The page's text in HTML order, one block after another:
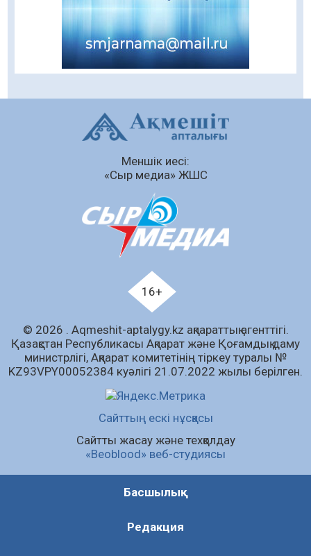
Цифрландыру саласын дамыту аясында
салынатын жаңа орталықтың жобасы
талқыланды
05.08.2026
алу жөніндегі комитеттің Қызылорда
облысы бойынша департаментінің басшысы
тағайындалды
Қазақстандықтардың 72,3%-ы жаңа
Құрылтай үшін дауыс беруге дайын
Мектептен – Ұлттық ұлан сапына
Ағза донорлығы бойынша ақпараттық-
түсіндіру жұмыстары жүргізілді
Трансплантациялық үйлестіру және
донорлық процесті ұйымдастыру»
тақырыбында семинар өткізілді
құрамы тексерілді: сараптама не көрсетті
04.08.2026
Барлық жаңалық
Меншік иесі:
«Сыр медиа» ЖШС
16+
© 2026 . Аqmeshit-aptalygy.kz ақпараттық агенттігі.
Қазақстан Республикасы Ақпарат және Қоғамдық даму
министрлігі, Ақпарат комитетінің тіркеу туралы №
KZ93VPY00052384 куәлігі 21.07.2022 жылы берілген.
Сайттың ескі нұсқасы
Сайтты жасау және техқолдау
«Beoblood» веб-студиясы
Басшылық
Редакция